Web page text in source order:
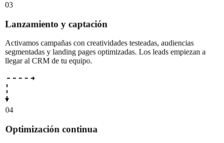
03
Lanzamiento y captación
Activamos campañas con creatividades testeadas, audiencias
segmentadas y landing pages optimizadas. Los leads empiezan a
llegar al CRM de tu equipo.
04
Optimización continua